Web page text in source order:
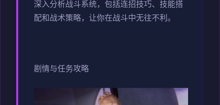
深入分析战斗系统，包括连招技巧、技能搭
配和战术策略，让你在战斗中无往不利。
剧情与任务攻略